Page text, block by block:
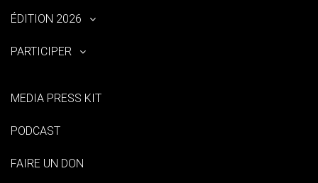
ÉDITION 2026
PARTICIPER
MEDIA PRESS KIT
PODCAST
FAIRE UN DON